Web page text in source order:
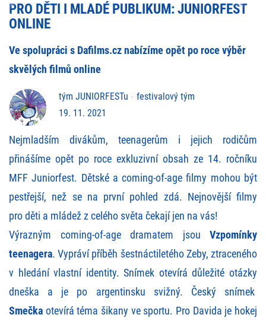
PRO DĚTI I MLADÉ PUBLIKUM: JUNIORFEST
ONLINE
Ve spolupráci s Dafilms.cz nabízíme opět po roce výběr
skvělých filmů online
tým JUNIORFESTu
festivalový tým
19. 11. 2021
Nejmladším divákům, teenagerům i jejich rodičům
přinášíme opět po roce exkluzivní obsah ze 14. ročníku
MFF Juniorfest. Dětské a coming-of-age filmy mohou být
pestřejší, než se na první pohled zdá. Nejnovější filmy
pro děti a mládež z celého světa čekají jen na vás!
Výrazným coming-of-age dramatem jsou Vzpomínky
teenagera. Vypráví příběh šestnáctiletého Zeby, ztraceného
v hledání vlastní identity. Snímek otevírá důležité otázky
dneška a je po argentinsku svižný. Český snímek
Smečka otevírá téma šikany ve sportu. Pro Davida je hokej